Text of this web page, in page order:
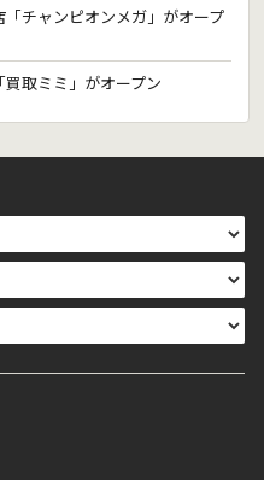
チャンピオンメガ」がオープ
取ミミ」がオープン